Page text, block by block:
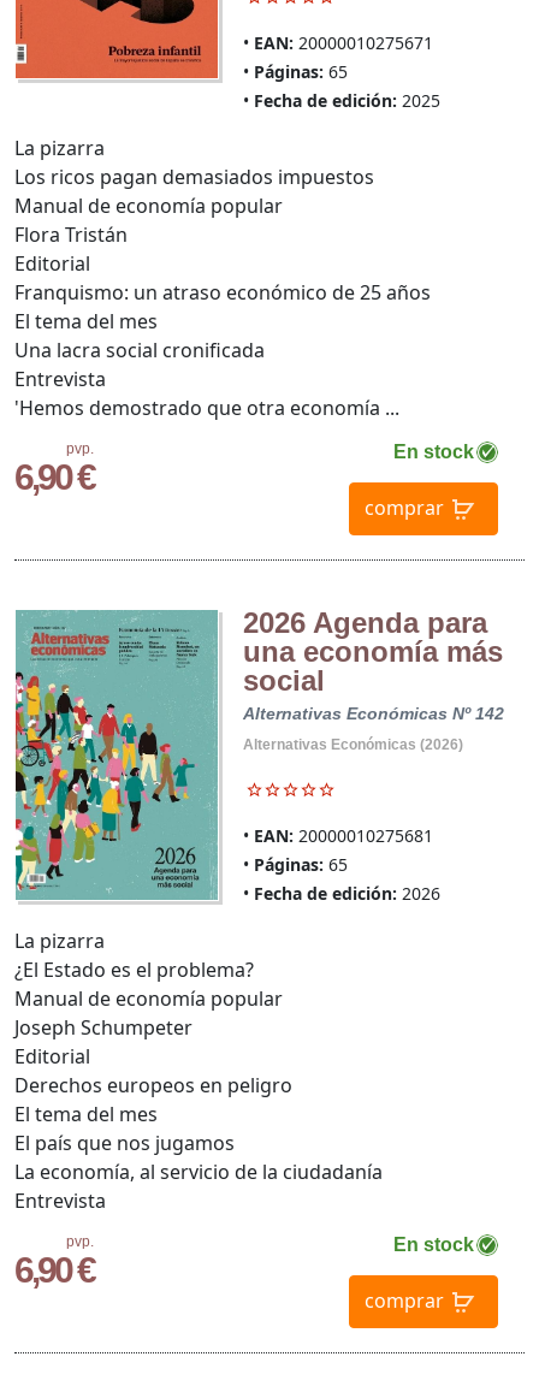
EAN: 20000010275671
Páginas: 65
Fecha de edición: 2025
pvp.
6,90 €
En stock
comprar
La pizarra
Los ricos pagan demasiados impuestos
Manual de economía popular
Flora Tristán
Editorial
Franquismo: un atraso económico de 25 años
El tema del mes
Una lacra social cronificada
Entrevista
'Hemos demostrado que otra economía ...
2026 Agenda para
una economía más
social
Alternativas Económicas Nº 142
Alternativas Económicas (2026)
EAN: 20000010275681
Páginas: 65
Fecha de edición: 2026
pvp.
6,90 €
En stock
comprar
La pizarra
¿El Estado es el problema?
Manual de economía popular
Joseph Schumpeter
Editorial
Derechos europeos en peligro
El tema del mes
El país que nos jugamos
La economía, al servicio de la ciudadanía
Entrevista